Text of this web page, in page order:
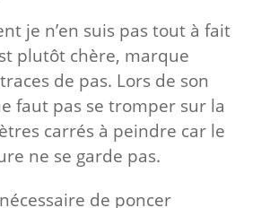
je n’en suis pas tout à fait
plutôt chère, marque
de pas. Lors de son
faut pas se tromper sur la
carrés à peindre car le
ne se garde pas.
de poncer